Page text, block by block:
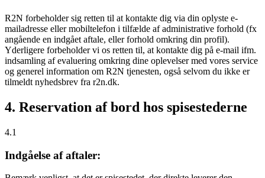
R2N forbeholder sig retten til at kontakte dig via din oplyste e-
mailadresse eller mobiltelefon i tilfælde af administrative forhold (fx
angående en indgået aftale, eller forhold omkring din profil).
Yderligere forbeholder vi os retten til, at kontakte dig på e-mail ifm.
indsamling af evaluering omkring dine oplevelser med vores service
og generel information om R2N tjenesten, også selvom du ikke er
tilmeldt nyhedsbrev fra r2n.dk.
4. Reservation af bord hos spisestederne
4.1
Indgåelse af aftaler: